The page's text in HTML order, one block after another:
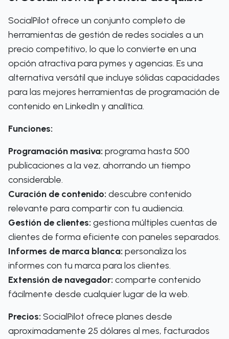
SocialPilot ofrece un conjunto completo de
herramientas de gestión de redes sociales a un
precio competitivo, lo que lo convierte en una
opción atractiva para pymes y agencias. Es una
alternativa versátil que incluye sólidas capacidades
para las mejores herramientas de programación de
contenido en LinkedIn y analítica.
Funciones:
Programación masiva: programa hasta 500
publicaciones a la vez, ahorrando un tiempo
considerable.
Curación de contenido: descubre contenido
relevante para compartir con tu audiencia.
Gestión de clientes: gestiona múltiples cuentas de
clientes de forma eficiente con paneles separados.
Informes de marca blanca: personaliza los
informes con tu marca para los clientes.
Extensión de navegador: comparte contenido
fácilmente desde cualquier lugar de la web.
Precios: SocialPilot ofrece planes desde
aproximadamente 25 dólares al mes, facturados